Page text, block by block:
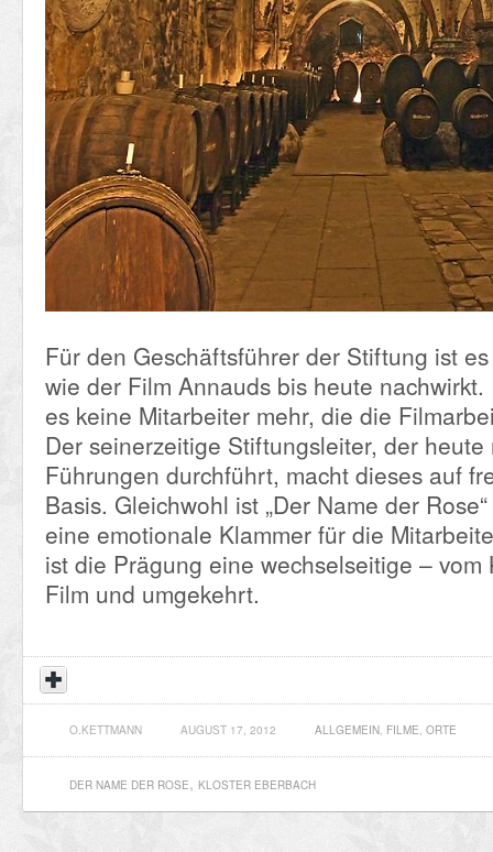
Für den Geschäftsführer der Stiftung ist
wie der Film Annauds bis heute
es keine Mitarbeiter mehr, die die
Der seinerzeitige Stiftungsleiter, der heute
Führungen durchführt, macht dieses auf
Basis. Gleichwohl ist „Der Name der
eine emotionale Klammer für die
ist die Prägung eine wechselseitige – vom
Film und umgekehrt.
O.KETTMANN AUGUST 17, 2012 ALLGEMEIN, FILME, ORTE
DER NAME DER ROSE, KLOSTER EBERBACH